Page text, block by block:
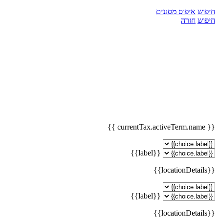
חיפוש איפוס מסננים
חיפוש חזרה
{{ currentTax.activeTerm.name }}
{{label}}
{{locationDetails}}
{{label}}
{{locationDetails}}